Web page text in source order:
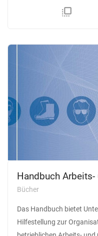
flip_to_front
Handbuch
Bücher
Das Handbuch bietet
Hilfestellung zur